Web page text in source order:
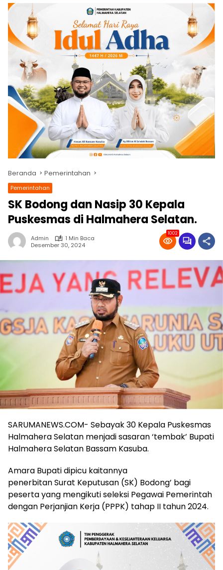
Beranda Pemerintahan
Pemerintahan
SK Bodong dan Nasip 30 Kepala
Puskesmas di Halmahera Selatan.
Admin
1 Min Baca
Desember 30, 2024
1002
SARUMANEWS.COM- Sebayak 30 Kepala Puskesmas
Halmahera Selatan menjadi sasaran ‘tembak’ Bupati
Halmahera Selatan Bassam Kasuba.
Amara Bupati dipicu kaitannya
penerbitan Surat Keputusan (SK) Bodong’ bagi
peserta yang mengikuti seleksi Pegawai Pemerintah
dengan Perjanjian Kerja (PPPK) tahap II tahun 2024.